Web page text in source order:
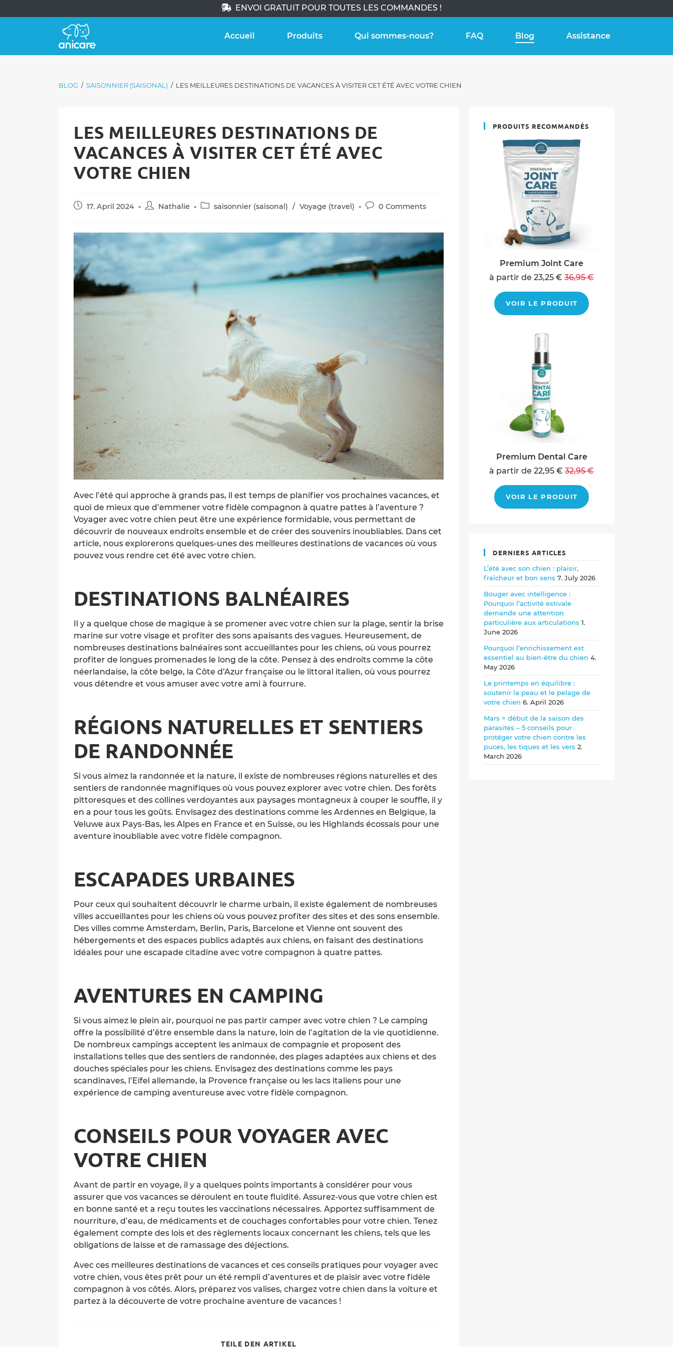
ENVOI GRATUIT POUR TOUTES LES COMMANDES !
Accueil Produits Qui sommes-nous? FAQ Blog Assistance
BLOG / SAISONNIER (SAISONAL) / LES MEILLEURES DESTINATIONS DE VACANCES À VISITER CET ÉTÉ AVEC VOTRE CHIEN
LES MEILLEURES DESTINATIONS DE
VACANCES À VISITER CET ÉTÉ AVEC
VOTRE CHIEN
Post17. April 2024
PostNathalie
Postsaisonnier (saisonal) / Voyage (travel)
Post0 Comments
Avec l’été qui approche à grands pas, il est temps de planifier vos prochaines vacances, et
quoi de mieux que d’emmener votre fidèle compagnon à quatre pattes à l’aventure ?
Voyager avec votre chien peut être une expérience formidable, vous permettant de
découvrir de nouveaux endroits ensemble et de créer des souvenirs inoubliables. Dans cet
article, nous explorerons quelques-unes des meilleures destinations de vacances où vous
pouvez vous rendre cet été avec votre chien.
DESTINATIONS BALNÉAIRES
Il y a quelque chose de magique à se promener avec votre chien sur la plage, sentir la brise
marine sur votre visage et profiter des sons apaisants des vagues. Heureusement, de
nombreuses destinations balnéaires sont accueillantes pour les chiens, où vous pourrez
profiter de longues promenades le long de la côte. Pensez à des endroits comme la côte
néerlandaise, la côte belge, la Côte d’Azur française ou le littoral italien, où vous pourrez
vous détendre et vous amuser avec votre ami à fourrure.
RÉGIONS NATURELLES ET SENTIERS
DE RANDONNÉE
Si vous aimez la randonnée et la nature, il existe de nombreuses régions naturelles et des
sentiers de randonnée magnifiques où vous pouvez explorer avec votre chien. Des forêts
pittoresques et des collines verdoyantes aux paysages montagneux à couper le souffle, il y
en a pour tous les goûts. Envisagez des destinations comme les Ardennes en Belgique, la
Veluwe aux Pays-Bas, les Alpes en France et en Suisse, ou les Highlands écossais pour une
aventure inoubliable avec votre fidèle compagnon.
ESCAPADES URBAINES
Pour ceux qui souhaitent découvrir le charme urbain, il existe également de nombreuses
villes accueillantes pour les chiens où vous pouvez profiter des sites et des sons ensemble.
Des villes comme Amsterdam, Berlin, Paris, Barcelone et Vienne ont souvent des
hébergements et des espaces publics adaptés aux chiens, en faisant des destinations
idéales pour une escapade citadine avec votre compagnon à quatre pattes.
AVENTURES EN CAMPING
Si vous aimez le plein air, pourquoi ne pas partir camper avec votre chien ? Le camping
offre la possibilité d’être ensemble dans la nature, loin de l’agitation de la vie quotidienne.
De nombreux campings acceptent les animaux de compagnie et proposent des
installations telles que des sentiers de randonnée, des plages adaptées aux chiens et des
douches spéciales pour les chiens. Envisagez des destinations comme les pays
scandinaves, l’Eifel allemande, la Provence française ou les lacs italiens pour une
expérience de camping aventureuse avec votre fidèle compagnon.
CONSEILS POUR VOYAGER AVEC
VOTRE CHIEN
Avant de partir en voyage, il y a quelques points importants à considérer pour vous
assurer que vos vacances se déroulent en toute fluidité. Assurez-vous que votre chien est
en bonne santé et a reçu toutes les vaccinations nécessaires. Apportez suffisamment de
nourriture, d’eau, de médicaments et de couchages confortables pour votre chien. Tenez
également compte des lois et des règlements locaux concernant les chiens, tels que les
obligations de laisse et de ramassage des déjections.
Avec ces meilleures destinations de vacances et ces conseils pratiques pour voyager avec
votre chien, vous êtes prêt pour un été rempli d’aventures et de plaisir avec votre fidèle
compagnon à vos côtés. Alors, préparez vos valises, chargez votre chien dans la voiture et
partez à la découverte de votre prochaine aventure de vacances !
TEILE DEN ARTIKEL
PRODUITS RECOMMANDÉS
Premium Joint Care
à partir de 23,25 €36,95 €
VOIR LE PRODUIT
Premium Dental Care
à partir de 22,95 €32,95 €
VOIR LE PRODUIT
DERNIERS ARTICLES
L’été avec son chien : plaisir,
fraîcheur et bon sens 7. July 2026
Bouger avec intelligence :
Pourquoi l’activité estivale
demande une attention
particulière aux articulations 1.
June 2026
Pourquoi l’enrichissement est
essentiel au bien-être du chien 4.
May 2026
Le printemps en équilibre :
soutenir la peau et le pelage de
votre chien 6. April 2026
Mars = début de la saison des
parasites – 5 conseils pour
protéger votre chien contre les
puces, les tiques et les vers 2.
March 2026